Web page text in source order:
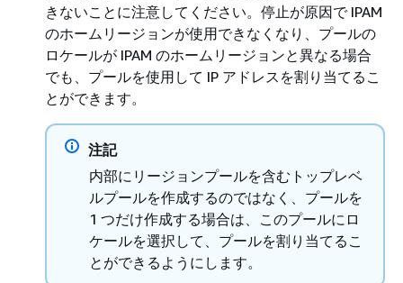
きないことに注意してください。停止が原因で IPAM
のホームリージョンが使用できなくなり、プールの
ロケールが IPAM のホームリージョンと異なる場合
でも、プールを使用して IP アドレスを割り当てるこ
とができます。
注記
内部にリージョンプールを含むトップレベ
ルプールを作成するのではなく、プールを
1 つだけ作成する場合は、このプールにロ
ケールを選択して、プールを割り当てるこ
とができるようにします。